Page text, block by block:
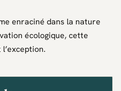
enraciné dans la nature
écologique, cette